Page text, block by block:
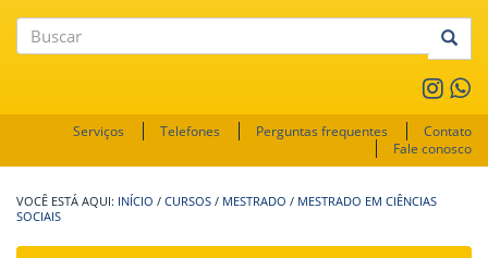
Serviços Telefones Perguntas frequentes
Contato
Fale conosco
INÍCIO / CURSOS / MESTRADO / MESTRADO EM CIÊNCIAS
SOCIAIS